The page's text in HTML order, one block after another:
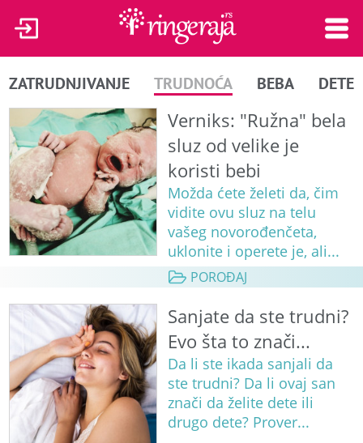
ZATRUDNJIVANJE TRUDNOĆA BEBA DETE
Verniks: "Ružna" bela
sluz od velike je
koristi bebi
Možda ćete želeti da, čim
vidite ovu sluz na telu
vašeg novorođenčeta,
uklonite i operete je, ali...
POROĐAJ
Sanjate da ste trudni?
Evo šta to znači...
Da li ste ikada sanjali da
ste trudni? Da li ovaj san
znači da želite dete ili
drugo dete? Prover...